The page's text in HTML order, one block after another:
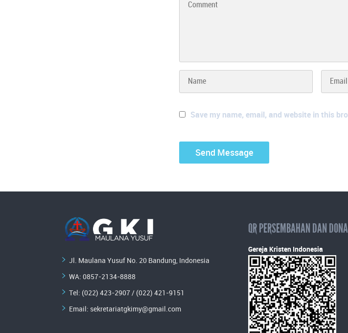
Save my name, email, and website in this
Jl. Maulana Yusuf No. 20 Bandung, Indonesia
WA: 0857-2134-8888
Tel: (022) 423-2907 / (022) 421-9151
Email: sekretariatgkimy@gmail.com
QR PERSEMBAHAN DAN
Gereja Kristen Indonesia